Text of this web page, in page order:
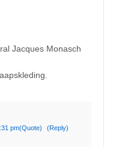
Jacques Monasch
pm(Quote) (Reply)